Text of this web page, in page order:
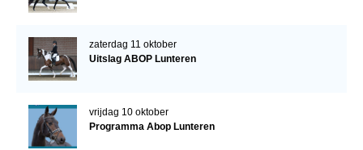
zaterdag 11 oktober
Uitslag ABOP Lunteren
vrijdag 10 oktober
Programma Abop Lunteren